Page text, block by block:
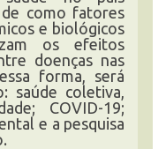
como fatores
e biológicos
os efeitos
doenças nas
forma, será
saúde coletiva,
COVID-19;
e a pesquisa